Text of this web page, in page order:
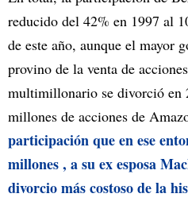
reducido del 42% en 1997 al
de este año, aunque el mayor
provino de la venta de
multimillonario se divorció en
millones de acciones de
participación que en ese
millones , a su ex esposa
divorcio más costoso de la